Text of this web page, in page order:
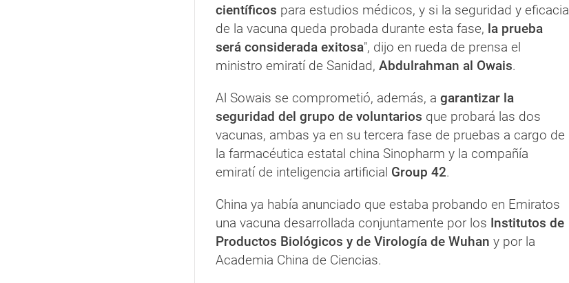
científicos para estudios médicos, y si la seguridad y eficacia
de la vacuna queda probada durante esta fase, la prueba
será considerada exitosa", dijo en rueda de prensa el
ministro emiratí de Sanidad, Abdulrahman al Owais.
Al Sowais se comprometió, además, a garantizar la
seguridad del grupo de voluntarios que probará las dos
vacunas, ambas ya en su tercera fase de pruebas a cargo de
la farmacéutica estatal china Sinopharm y la compañía
emiratí de inteligencia artificial Group 42.
China ya había anunciado que estaba probando en Emiratos
una vacuna desarrollada conjuntamente por los Institutos de
Productos Biológicos y de Virología de Wuhan y por la
Academia China de Ciencias.